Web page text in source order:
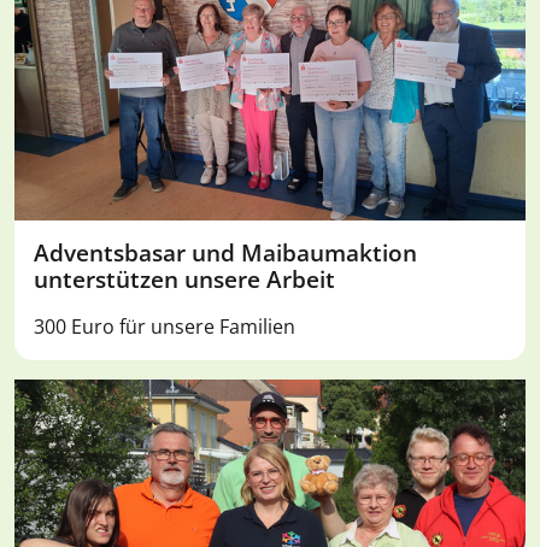
Adventsbasar und Maibaumaktion
unterstützen unsere Arbeit
300 Euro für unsere Familien